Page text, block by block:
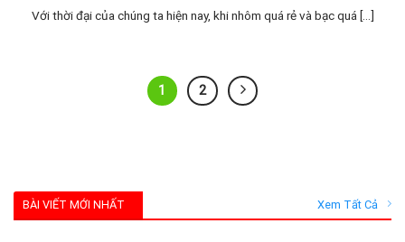
Với thời đại của chúng ta hiện nay, khi nhôm quá rẻ và bạc quá [...]
1 2
BÀI VIẾT MỚI NHẤT Xem Tất Cả